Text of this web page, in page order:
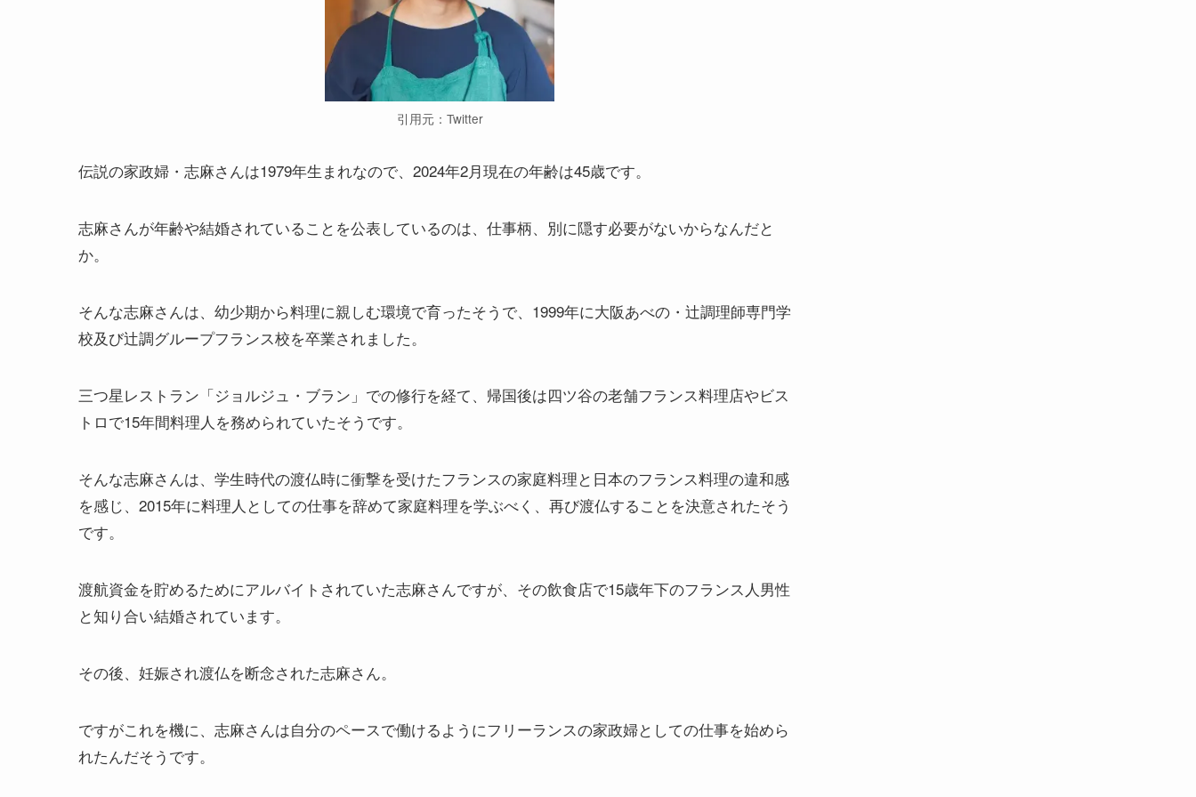
引用元：Twitter
伝説の家政婦・志麻さんは1979年生まれなので、2024年2月現在の年齢は45歳です。
志麻さんが年齢や結婚されていることを公表しているのは、仕事柄、別に隠す必要がないからなんだと
か。
そんな志麻さんは、幼少期から料理に親しむ環境で育ったそうで、1999年に大阪あべの・辻調理師専門学
校及び辻調グループフランス校を卒業されました。
三つ星レストラン「ジョルジュ・ブラン」での修行を経て、帰国後は四ツ谷の老舗フランス料理店やビス
トロで15年間料理人を務められていたそうです。
そんな志麻さんは、学生時代の渡仏時に衝撃を受けたフランスの家庭料理と日本のフランス料理の違和感
を感じ、2015年に料理人としての仕事を辞めて家庭料理を学ぶべく、再び渡仏することを決意されたそう
です。
渡航資金を貯めるためにアルバイトされていた志麻さんですが、その飲食店で15歳年下のフランス人男性
と知り合い結婚されています。
その後、妊娠され渡仏を断念された志麻さん。
ですがこれを機に、志麻さんは自分のペースで働けるようにフリーランスの家政婦としての仕事を始めら
れたんだそうです。